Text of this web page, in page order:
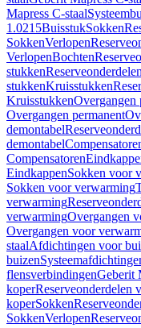
Mapress C-staal
1.0215BuisstukSokken
SokkenVerlopen
VerlopenBochten
stukken
stukkenKruisstukken
KruisstukkenOvergangen
Overgangen permanent
demontabel
demontabel
Compensatoren
EindkappenSokken voor
Sokken voor verwarming
verwarming
verwarmingOvergangen
Overgangen voor
staalAfdichtingen voor
buizen
flensverbindingenGeberit
koperReserveonderdelen
koperSokken
SokkenVerlopen